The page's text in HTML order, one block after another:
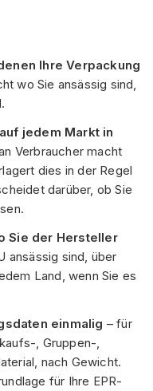
Ihre Verpackung
wo Sie ansässig sind,
jedem Markt in
Verbraucher macht
dies in der Regel
darüber, ob Sie
Sie der Hersteller
ansässig sind, über
Land, wenn Sie es
einmalig – für
, Gruppen-,
nach Gewicht.
für Ihre EPR-